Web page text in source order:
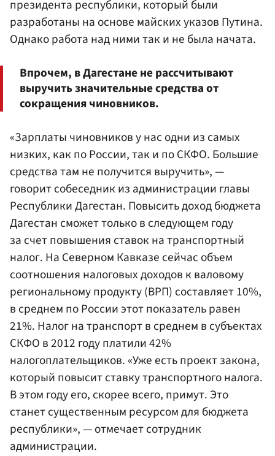
президента республики, который были
разработаны на основе майских указов Путина.
Однако работа над ними так и не была начата.
Впрочем, в Дагестане не рассчитывают
выручить значительные средства от
сокращения чиновников.
«Зарплаты чиновников у нас одни из самых
низких, как по России, так и по СКФО. Большие
средства там не получится выручить», —
говорит собеседник из администрации главы
Республики Дагестан. Повысить доход бюджета
Дагестан сможет только в следующем году
за счет повышения ставок на транспортный
налог. На Северном Кавказе сейчас объем
соотношения налоговых доходов к валовому
региональному продукту (ВРП) составляет 10%,
в среднем по России этот показатель равен
21%. Налог на транспорт в среднем в субъектах
СКФО в 2012 году платили 42%
налогоплательщиков. «Уже есть проект закона,
который повысит ставку транспортного налога.
В этом году его, скорее всего, примут. Это
станет существенным ресурсом для бюджета
республики», — отмечает сотрудник
администрации.